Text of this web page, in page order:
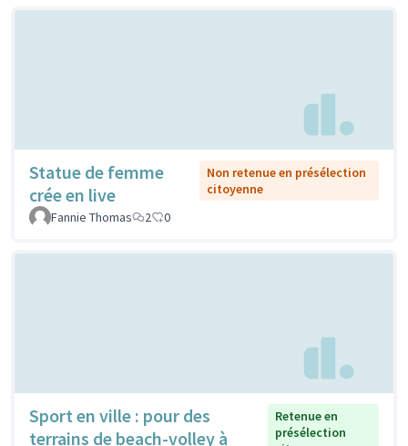
Statue de femme
crée en live
Non retenue en présélection
citoyenne
Fannie Thomas
2 0
Sport en ville : pour des
terrains de beach-volley à
Retenue en
présélection